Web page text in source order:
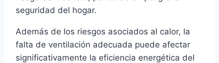
seguridad del hogar.
Además de los riesgos asociados al calor, la
falta de ventilación adecuada puede afectar
significativamente la eficiencia energética del